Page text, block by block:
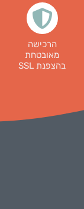
הרכישה
מאובטחת
בהצפנת SSL